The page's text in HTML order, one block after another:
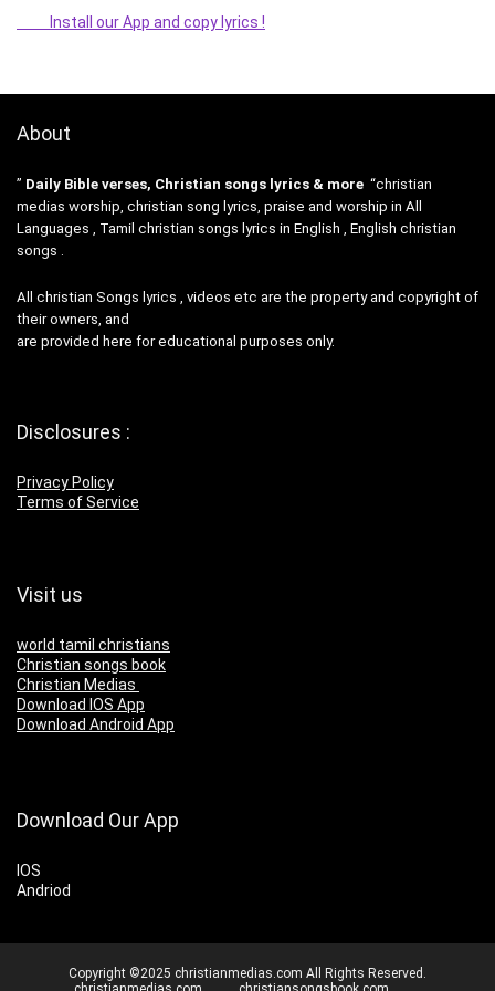
Install our App and copy lyrics !
About
” Daily Bible verses, Christian songs lyrics & more “christian
medias worship, christian song lyrics, praise and worship in All
Languages , Tamil christian songs lyrics in English , English christian
songs .
All christian Songs lyrics , videos etc are the property and copyright of
their owners, and
are provided here for educational purposes only.
Disclosures :
Privacy Policy
Terms of Service
Visit us
world tamil christians
Christian songs book
Christian Medias
Download IOS App
Download Android App
Download Our App
IOS
Andriod
Copyright ©2025 christianmedias.com All Rights Reserved.